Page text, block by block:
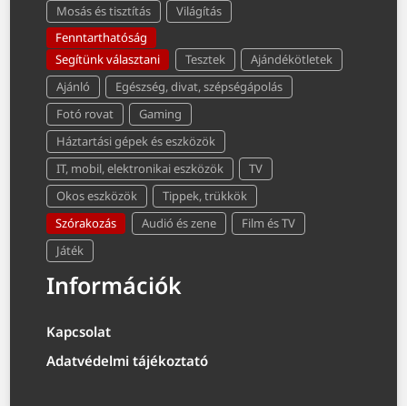
Mosás és tisztítás
Világítás
Fenntarthatóság
Segítünk választani
Tesztek
Ajándékötletek
Ajánló
Egészség, divat, szépségápolás
Fotó rovat
Gaming
Háztartási gépek és eszközök
IT, mobil, elektronikai eszközök
TV
Okos eszközök
Tippek, trükkök
Szórakozás
Audió és zene
Film és TV
Játék
Információk
Kapcsolat
Adatvédelmi tájékoztató